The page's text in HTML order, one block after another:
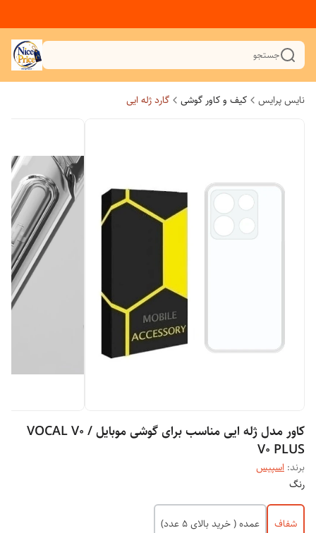
جستجو
نایس پرایس کیف و کاور گوشی گارد ژله ایی
کاور مدل ژله ایی مناسب برای گوشی موبایل VOCAL V0 /
V0 PLUS
برند: اسپیس
رنگ
شفاف عمده ( خرید بالای 5 عدد)